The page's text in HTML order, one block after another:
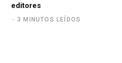
editores
3 MINUTOS LEÍDOS